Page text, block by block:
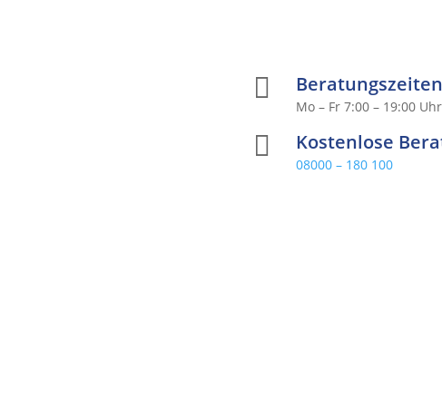
 Beratungszeiten
Mo – Fr 7:00 – 19:00 Uhr
 Kostenlose
08000 – 180 100